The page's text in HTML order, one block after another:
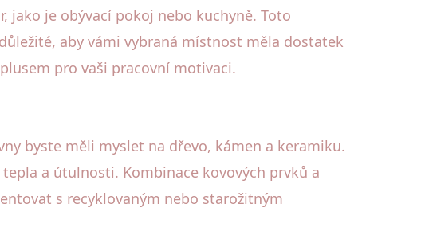
je obývací pokoj nebo kuchyně. Toto
aby vámi vybraná místnost měla dostatek
pro vaši pracovní motivaci.
byste měli myslet na dřevo, kámen a keramiku.
a útulnosti. Kombinace kovových prvků a
s recyklovaným nebo starožitným